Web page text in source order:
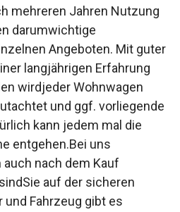
mehreren Jahren Nutzung
darumwichtige
Angeboten. Mit guter
langjährigen Erfahrung
wirdjeder Wohnwagen
und ggf. vorliegende
kann jedem mal die
entgehen.Bei uns
nach dem Kauf
auf der sicheren
und Fahrzeug gibt es